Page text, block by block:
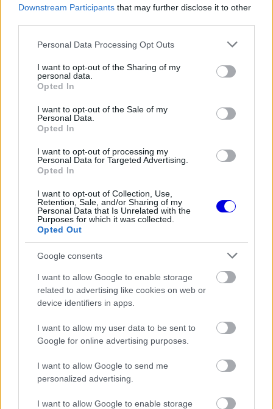
Downstream Participants that may further disclose it to other
Please note that this website/app uses one or more Google
not limited to your visit or usage behaviour. You may click to
grant or deny consent to Google and its third-party tags to
use your data for below specified purposes in below Google
consent section.
Personal Data Processing Opt Outs
I want to opt-out of the Sharing of my
personal data.
Opted In
I want to opt-out of the Sale of my
Personal Data.
Opted In
I want to opt-out of processing my
Personal Data for Targeted Advertising.
Opted In
I want to opt-out of Collection, Use,
Retention, Sale, and/or Sharing of my
Personal Data that Is Unrelated with the
Purposes for which it was collected.
Opted Out
Google consents
I want to allow Google to enable storage
related to advertising like cookies on web or
device identifiers in apps.
I want to allow my user data to be sent to
Google for online advertising purposes.
I want to allow Google to send me
personalized advertising.
I want to allow Google to enable storage
aránnyal, a jövőben pedig talán egyre kevesebb
lesz az elektromos hajtás. Sajnos jelenleg ebben
az időszakban ragadtunk, valójában már a
turbókorszak 2014-es kezdete óta elveszítettük a
tiszta versenyzést, mostanra pedig ez a helyzet
csak tovább romlott.”
A nap, amikor kihunytak a fények
Mika Hakkinen előtt
FORMA-1
nem maradhatott a korábbi
Ferrari-pilótapáros
FORMA-1
Radikális megoldással előzte meg a
riválisokat az Aston Martin